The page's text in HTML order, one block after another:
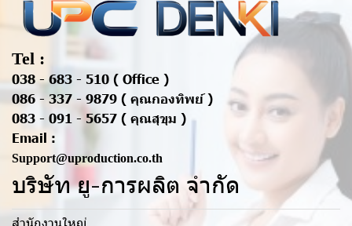
Tel :
038 - 683 - 510 ( Office )
086 - 337 - 9879 ( คุณกองทิพย์ )
083 - 091 - 5657 ( คุณสุขุม )
Email :
Support@uproduction.co.th
บริษัท ยู-การผลิต จำกัด